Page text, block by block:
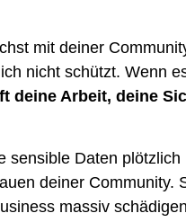
mit deiner
nicht schützt. Wenn
deine Arbeit, deine
sensible Daten plötzlich
deiner Community.
massiv